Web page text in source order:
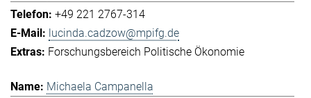
+49 221 2767-314
lucinda.cadzow@mpifg.de
Forschungsbereich Politische Ökonomie
Michaela Campanella